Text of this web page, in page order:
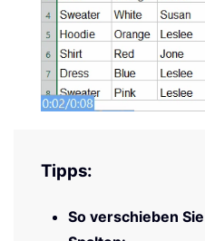
Tipps:
So verschieben